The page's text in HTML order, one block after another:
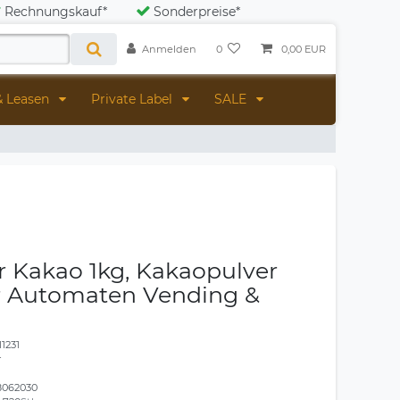
Rechnungskauf* Sonderpreise*
Anmelden 0 0,00 EUR
Leasen Private Label SALE
Kakao 1kg, Kakaopulver
Automaten Vending &